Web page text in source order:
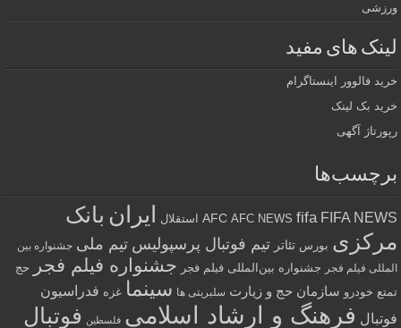
ورزشی
لینک های مفید
خرید فالوور اینستاگرام
خرید بک لینک
رپورتاژ آگهی
برچسب‌ها
AFC AFC NEWS fifa FIFA NEWS استقلال ایران بانک
مرکزی بورس تئاتر تیم فوتبال پرسپولیس تیم ملی جشنواره بین
المللی فیلم فجر جشنواره بین‌المللی فیلم فجر جشنواره فیلم فجر
حج
تمتع خودرو سازمان حج و زیارت سلبریتی ها سینما غزه فدراسیون
فوتبال فرهنگ و ارشاد اسلامی فلسطین فوتبال